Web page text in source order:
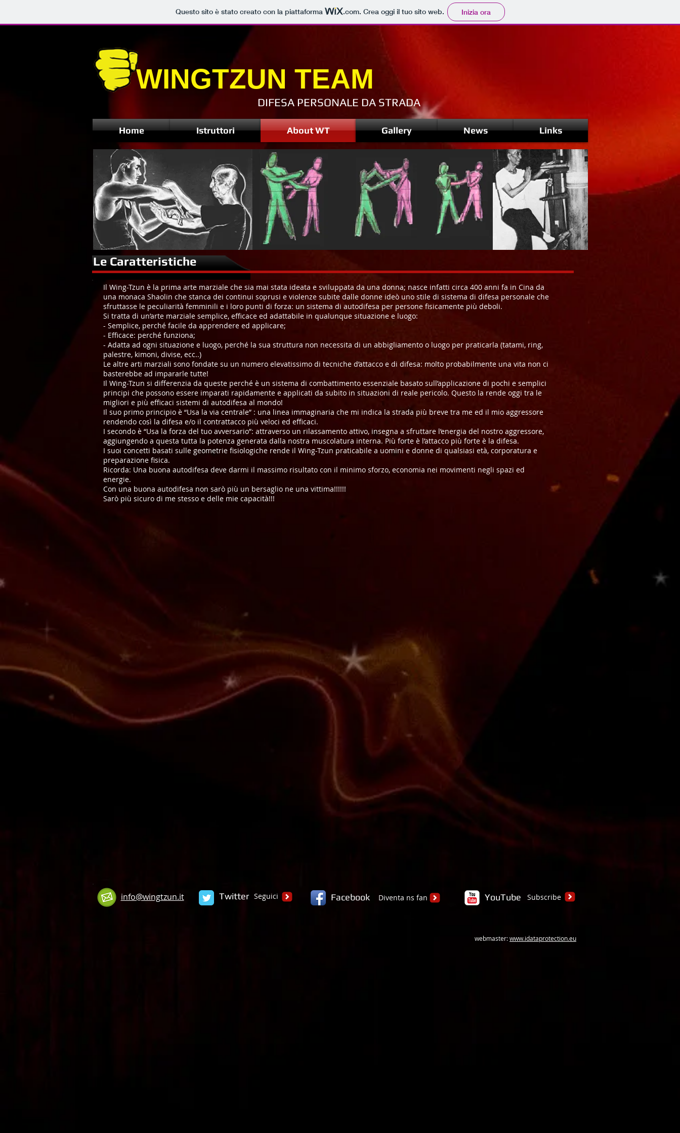
Questo sito è stato creato con la piattaforma .com. Crea oggi il tuo sito web. Inizia ora
WINGTZUN TEAM
DIFESA PERSONALE DA STRADA
Home Istruttori About WT Gallery News Links
Le Caratteristiche
Il Wing-Tzun è la prima arte marziale che sia mai stata ideata e sviluppata da una donna; nasce infatti circa 400 anni fa in Cina da
una monaca Shaolin che stanca dei continui soprusi e violenze subite dalle donne ideò uno stile di sistema di difesa personale che
sfruttasse le peculiarità femminili e i loro punti di forza: un sistema di autodifesa per persone fisicamente più deboli.
Si tratta di un’arte marziale semplice, efficace ed adattabile in qualunque situazione e luogo:
- Semplice, perché facile da apprendere ed applicare;
- Efficace: perché funziona;
- Adatta ad ogni situazione e luogo, perché la sua struttura non necessita di un abbigliamento o luogo per praticarla (tatami, ring,
palestre, kimoni, divise, ecc..)
Le altre arti marziali sono fondate su un numero elevatissimo di tecniche d’attacco e di difesa: molto probabilmente una vita non ci
basterebbe ad impararle tutte!
Il Wing-Tzun si differenzia da queste perché è un sistema di combattimento essenziale basato sull’applicazione di pochi e semplici
principi che possono essere imparati rapidamente e applicati da subito in situazioni di reale pericolo. Questo la rende oggi tra le
migliori e più efficaci sistemi di autodifesa al mondo!
Il suo primo principio è “Usa la via centrale” : una linea immaginaria che mi indica la strada più breve tra me ed il mio aggressore
rendendo così la difesa e/o il contrattacco più veloci ed efficaci.
I secondo è “Usa la forza del tuo avversario”: attraverso un rilassamento attivo, insegna a sfruttare l’energia del nostro aggressore,
aggiungendo a questa tutta la potenza generata dalla nostra muscolatura interna. Più forte è l’attacco più forte è la difesa.
I suoi concetti basati sulle geometrie fisiologiche rende il Wing-Tzun praticabile a uomini e donne di qualsiasi età, corporatura e
preparazione fisica.
Ricorda: Una buona autodifesa deve darmi il massimo risultato con il minimo sforzo, economia nei movimenti negli spazi ed
energie.
Con una buona autodifesa non sarò più un bersaglio ne una vittima!!!!!!
Sarò più sicuro di me stesso e delle mie capacità!!!
info@wingtzun.it Twitter Seguici Facebook Diventa ns fan YouTube Subscribe
webmaster:www.idataprotection.eu